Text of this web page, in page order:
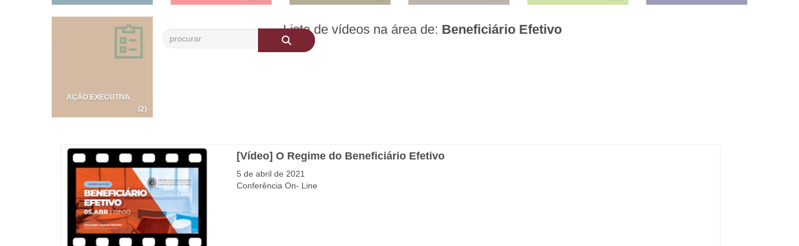
AÇÃO EXECUTIVA
(2)
Lista de vídeos na área de: Beneficiário Efetivo
[Vídeo] O Regime do Beneficiário Efetivo
5 de abril de 2021
Conferência On- Line